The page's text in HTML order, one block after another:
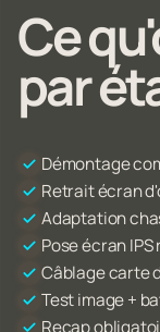
Ce
par
Démontage
Retrait écran
Adaptation
Pose écran
Câblage carte
Test image +